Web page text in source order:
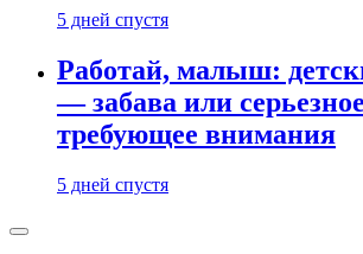
5 дней спустя
Работай, малыш:
— забава или
требующее внимания
5 дней спустя